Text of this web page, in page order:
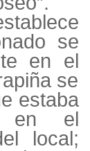
se
en el
se
estaba
en el
local;